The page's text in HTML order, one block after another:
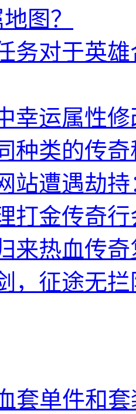
图？
务对于英
幸运属性
种类的传
站遭遇劫
打金传奇
来热血传
，征途无
套单件和